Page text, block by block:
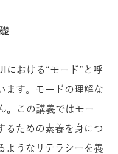
における“モード”と呼
ます。モードの理解な
。この講義ではモー
るための素養を身につ
ようなリテラシーを養